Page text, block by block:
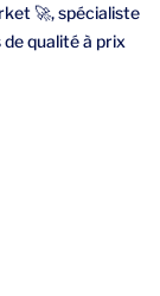
🚀, spécialiste
qualité à prix